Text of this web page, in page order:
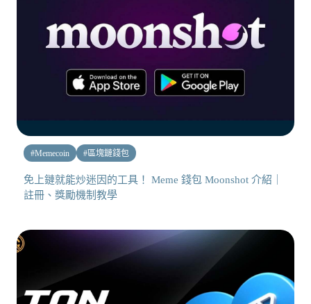
#Memecoin #區塊鏈錢包
免上鏈就能炒迷因的工具！ Meme 錢包 Moonshot 介紹｜
註冊、獎勵機制教學